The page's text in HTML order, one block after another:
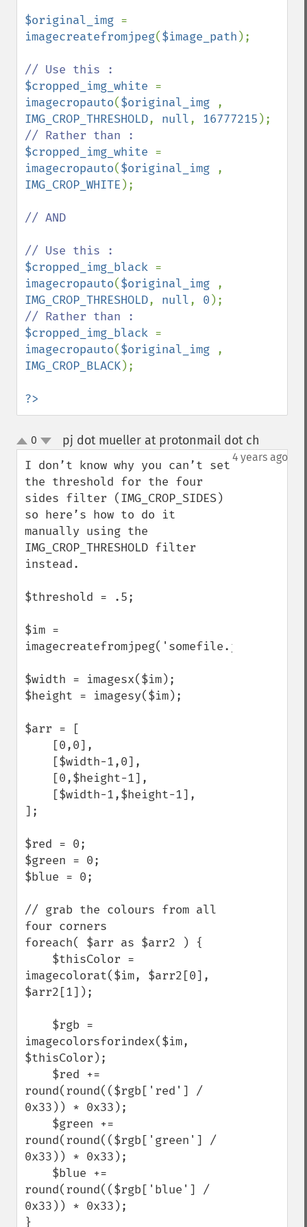
$original_img
imagecreatefromjpeg($image_path );
$cropped_img_white
imagecropauto($original_img
IMG_CROP_THRESHOLD, null, 16777215
$cropped_img_white
imagecropauto($original_img
IMG_CROP_WHITE );
// AND
$cropped_img_black
imagecropauto($original_img
IMG_CROP_THRESHOLD, null, 0
$cropped_img_black
imagecropauto($original_img
IMG_CROP_BLACK);
?>
up
down
0 pj dot mueller at protonmail dot ch
4 years ago
I don’t know why you can’t set
the threshold for the four
sides filter (IMG_CROP_SIDES)
so here’s how to do it
manually using the
IMG_CROP_THRESHOLD filter
instead.
$threshold = .5;
$im =
imagecreatefromjpeg('somefile.jpg');
$width = imagesx($im);
$height = imagesy($im);
$arr = [
];
$red = 0;
$green = 0;
$blue = 0;
// grab the colours from all
four corners
foreach( $arr as $arr2 ) {
imagecolorat($im, $arr2[0],
$arr2[1]);
imagecolorsforindex($im,
$thisColor);
round(round(($rgb['red'] /
0x33)) * 0x33);
round(round(($rgb['green'] /
0x33)) * 0x33);
round(round(($rgb['blue'] /
0x33)) * 0x33);
}